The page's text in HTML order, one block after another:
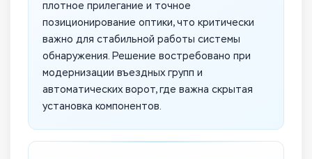
плотное прилегание и точное
позиционирование оптики, что критически
важно для стабильной работы системы
обнаружения. Решение востребовано при
модернизации въездных групп и
автоматических ворот, где важна скрытая
установка компонентов.